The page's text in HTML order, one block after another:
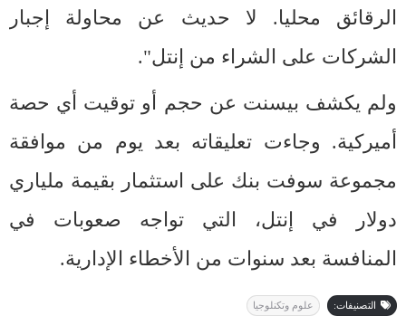
الرقائق محليا. لا حديث عن محاولة إجبار
الشركات على الشراء من إنتل".
ولم يكشف بيسنت عن حجم أو توقيت أي حصة
أميركية. وجاءت تعليقاته بعد يوم من موافقة
مجموعة سوفت بنك على استثمار بقيمة ملياري
دولار في إنتل، التي تواجه صعوبات في
المنافسة بعد سنوات من الأخطاء الإدارية.
التصنيفات: علوم وتكنلوجيا